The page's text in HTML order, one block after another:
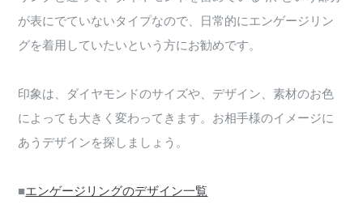
が表にでていないタイプなので、日常的にエンゲージリン
グを着用していたいという方にお勧めです。
印象は、ダイヤモンドのサイズや、デザイン、素材のお色
によっても大きく変わってきます。お相手様のイメージに
あうデザインを探しましょう。
■エンゲージリングのデザイン一覧